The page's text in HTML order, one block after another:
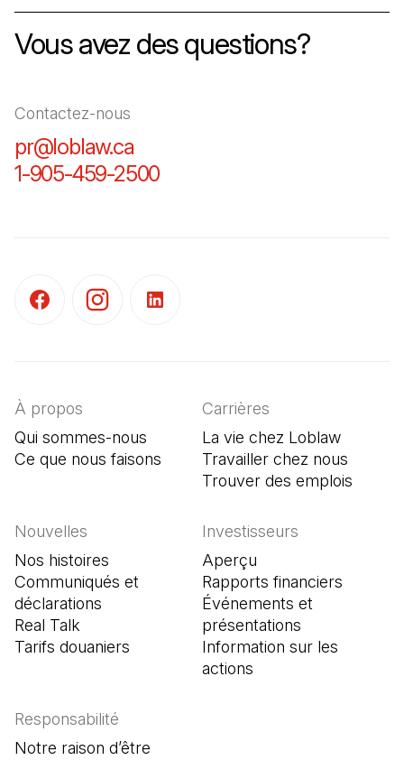
Vous avez des questions?
Contactez-nous
pr@loblaw.ca
1-905-459-2500
À propos
Qui sommes-nous
Ce que nous faisons
Carrières
La vie chez Loblaw
Travailler chez nous
Trouver des emplois
Nouvelles
Nos histoires
Communiqués et
déclarations
Real Talk
Tarifs douaniers
Investisseurs
Aperçu
Rapports financiers
Événements et
présentations
Information sur les
actions
Responsabilité
Notre raison d’être